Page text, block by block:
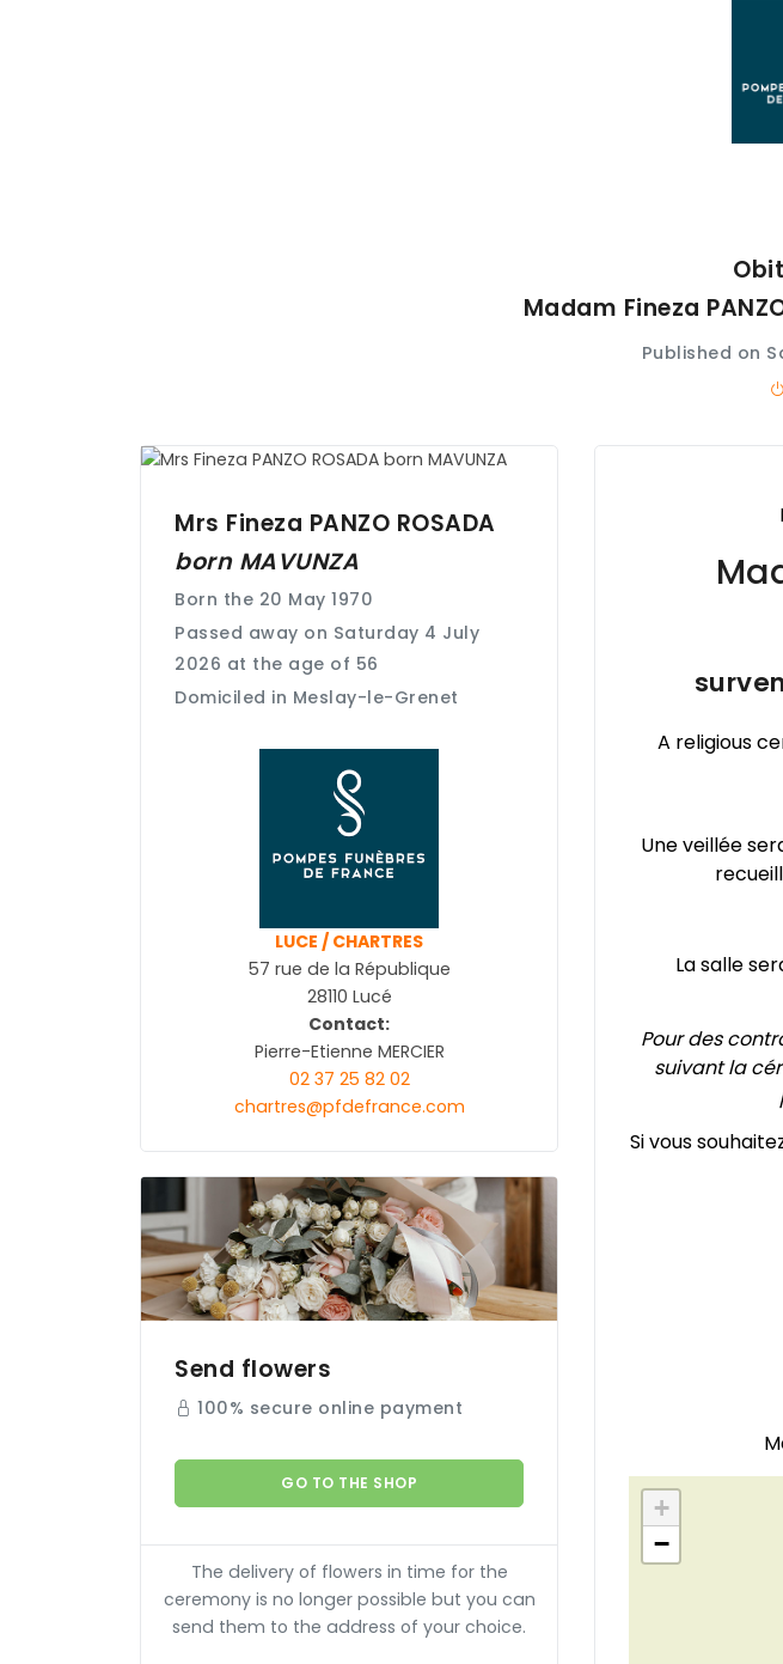
Madam Fineza
Published on
Mrs Fineza PANZO ROSADA
born MAVUNZA
Born the 20 May 1970
Passed away on Saturday 4 July
2026 at the age of 56
Domiciled in Meslay-le-Grenet
LUCE / CHARTRES
57 rue de la République
28110 Lucé
Contact:
Pierre-Etienne MERCIER
02 37 25 82 02
chartres@pfdefrance.com
Send flowers
100% secure online payment
GO TO THE SHOP
The delivery of flowers in time for the
ceremony is no longer possible but you can
send them to the address of your choice.
A religious
Une veillée
La salle
Pour des
suivant la
Si vous
+
−